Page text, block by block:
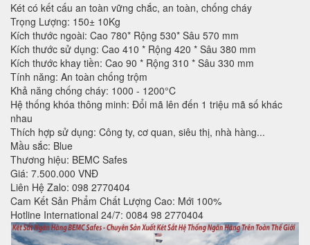
Két có kết cấu an toàn vững chắc, an toàn, chống cháy
Trọng Lượng: 150± 10Kg
Kích thước ngoài: Cao 780* Rộng 530* Sâu 570 mm
Kích thước sử dụng: Cao 410 * Rộng 420 * Sâu 380 mm
Kích thước khay tiền: Cao 90 * Rộng 310 * Sâu 330 mm
Tính năng: An toàn chống trộm
Khả năng chống cháy: 1000 - 1200°C
Hệ thống khóa thông minh: Đổi mã lên đến 1 triệu mã số khác
nhau
Thích hợp sử dụng: Công ty, cơ quan, siêu thị, nhà hàng...
Mầu sắc: Blue
Thương hiệu: BEMC Safes
Giá: 7.500.000 VNĐ
Liên Hệ Zalo: 098 2770404
Cam Kết Sản Phẩm Chất Lượng Cao: Mới 100%
Hotline International 24/7: 0084 98 2770404